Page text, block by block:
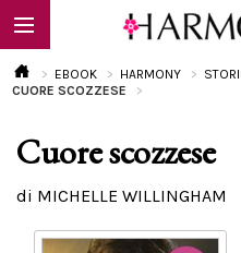
EBOOK
EBOOK HARMONY
CUORE SCOZZESE
Cuore scozzese
di MICHELLE WILLINGHAM